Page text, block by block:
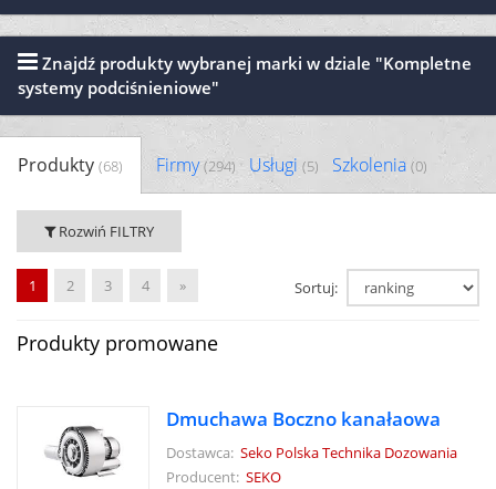
Produkty (68) Firmy(294) Usługi (5) Szkolenia (0)
Rozwiń FILTRY
1 2 3 4 » Sortuj:
Produkty promowane
Dmuchawa Boczno kanałaowa
Dostawca: Seko Polska Technika Dozowania
Producent: SEKO
Znajdź produkty wybranej marki w dziale "Kompletne
systemy podciśnieniowe"